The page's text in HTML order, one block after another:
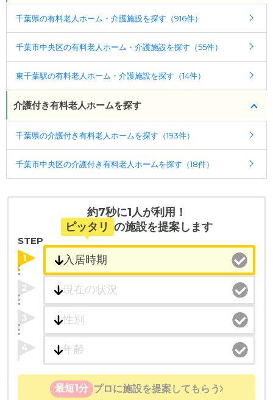
す。詳しくはこちら。
・経験豊富な入居相談員が完全無料で施設探しをサ
入居相談：0120-579-721（無料）
受付時間：10：00～19：00
・全国10000件の介護施設情報を掲載
幅広い選択肢の中から、条件にあった施設を選ぶ
ことができます。
・こだわりの条件や医療体制から施設を探せる
「夫婦入居可」の施設、「看取り可」の施設など、
医療・看護体制から施設を探すこともできます。
千葉県の有料老人ホーム・介護施設を探す（916件）
千葉市中央区の有料老人ホーム・介護施設を探す（55件）
東千葉駅の有料老人ホーム・介護施設を探す（14件）
介護付き有料老人ホームを探す
千葉県の介護付き有料老人ホームを探す（193件）
千葉市中央区の介護付き有料老人ホームを探す（18件）
約7秒に1人が利用！
ピッタリ の施設を提案します
STEP
1
2
3
4
最短1分 プロに施設を提案してもらう